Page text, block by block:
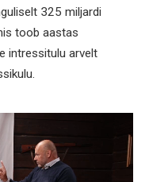
325 miljardi
toob aastas
intressitulu arvelt